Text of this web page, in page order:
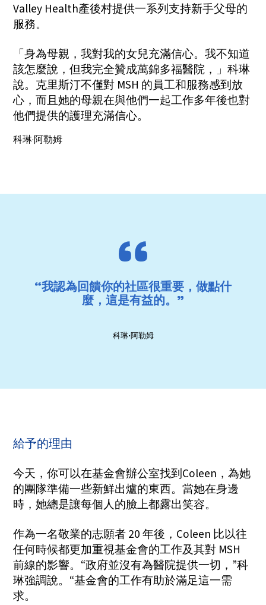
科琳·阿勒姆
Valley Health產後村提供一系列支持新手父母的
服務。
「身為母親，我對我的女兒充滿信心。我不知道
該怎麼說，但我完全贊成萬錦多福醫院，」科琳
說。克里斯汀不僅對 MSH 的員工和服務感到放
心，而且她的母親在與他們一起工作多年後也對
他們提供的護理充滿信心。
“我認為回饋你的社區很重要，做點什
麼，這是有益的。”
科琳·阿勒姆
給予的理由
今天，你可以在基金會辦公室找到Coleen，為她
的團隊準備一些新鮮出爐的東西。當她在身邊
時，她總是讓每個人的臉上都露出笑容。
作為一名敬業的志願者 20 年後，Coleen 比以往
任何時候都更加重視基金會的工作及其對 MSH
前線的影響。“政府並沒有為醫院提供一切，”科
琳強調說。“基金會的工作有助於滿足這一需
求。